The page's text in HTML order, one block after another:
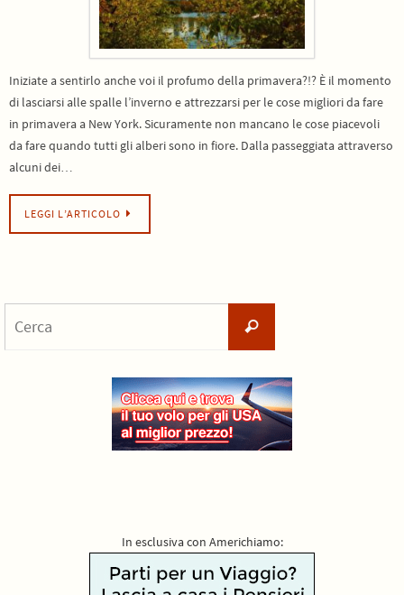
Iniziate a sentirlo anche voi il profumo della primavera?!? È il momento
di lasciarsi alle spalle l’inverno e attrezzarsi per le cose migliori da fare
in primavera a New York. Sicuramente non mancano le cose piacevoli
da fare quando tutti gli alberi sono in fiore. Dalla passeggiata attraverso
alcuni dei…
LEGGI L’ARTICOLO
Cerca
In esclusiva con Americhiamo: